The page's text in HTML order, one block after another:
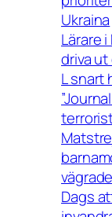
Ukraina
Lärare
driva
L snart
Dags